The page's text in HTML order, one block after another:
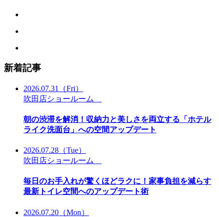
新着記事
2026.07.31
（Fri）
吹田店ショールーム
朝の渋滞を解消！収納力と美しさを両立する「ホテル
ライク洗面台」への空間アップデート
2026.07.28 （Tue）
吹田店ショールーム
毎日のお手入れが驚くほどラクに！家事負担を減らす
最新トイレ空間へのアップデート術
2026.07.20 （Mon）